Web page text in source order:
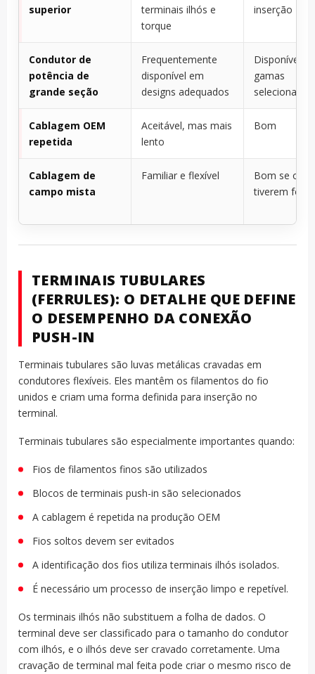
superior
terminais ilhós e
torque
inserção
Condutor de
potência de
grande seção
Frequentemente
disponível em
designs adequados
Disponível
gamas
selecionadas
Cablagem OEM
repetida
Aceitável, mas mais
lento
Bom
Cablagem de
campo mista
Familiar e flexível
Bom se os
tiverem
TERMINAIS TUBULARES
(FERRULES): O DETALHE QUE DEFINE
O DESEMPENHO DA CONEXÃO
PUSH-IN
Terminais tubulares são luvas metálicas cravadas em
condutores flexíveis. Eles mantêm os filamentos do fio
unidos e criam uma forma definida para inserção no
terminal.
Terminais tubulares são especialmente importantes quando:
Fios de filamentos finos são utilizados
Blocos de terminais push-in são selecionados
A cablagem é repetida na produção OEM
Fios soltos devem ser evitados
A identificação dos fios utiliza terminais ilhós isolados.
É necessário um processo de inserção limpo e repetível.
Os terminais ilhós não substituem a folha de dados. O
terminal deve ser classificado para o tamanho do condutor
com ilhós, e o ilhós deve ser cravado corretamente. Uma
cravação de terminal mal feita pode criar o mesmo risco de